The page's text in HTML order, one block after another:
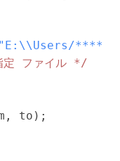
"E:\\Users/****/
定 ファイル */
to);